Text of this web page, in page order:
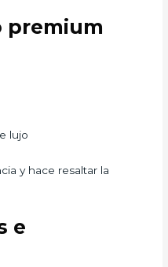
premium
lujo
y hace resaltar la
e